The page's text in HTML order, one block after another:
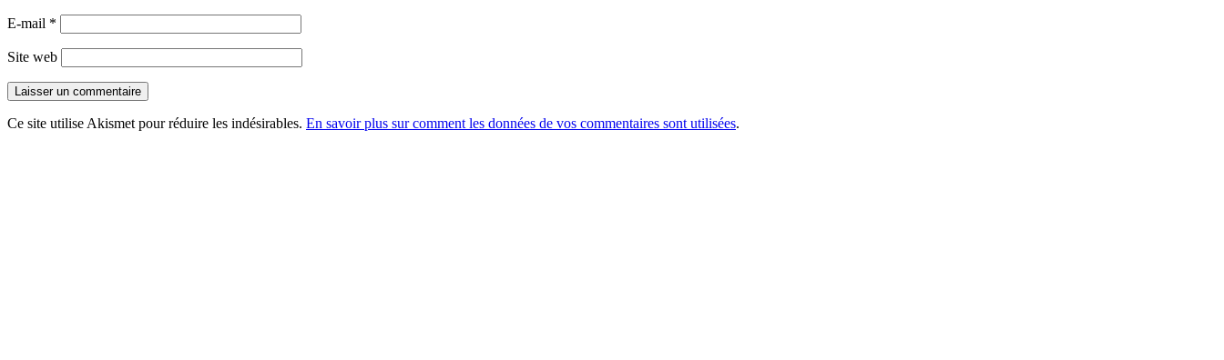
E-mail *
Site web
Ce site utilise Akismet pour réduire les indésirables. En savoir plus sur comment les données de vos commentaires sont utilisées.